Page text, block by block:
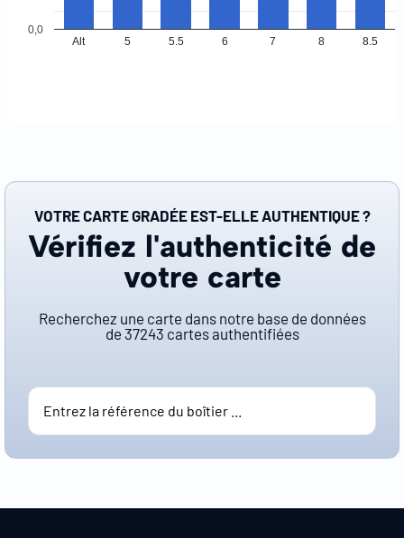
Alt 5 5.5 6 7 8 8.5
0,0
VOTRE CARTE GRADÉE EST-ELLE AUTHENTIQUE ?
Vérifiez l'authenticité de
votre carte
Recherchez une carte dans notre base de données
de 37243 cartes authentifiées